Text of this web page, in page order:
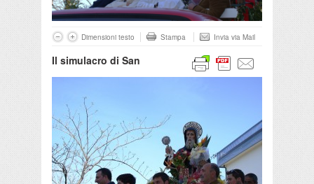
Dimensioni testo Stampa Invia via Mail
Il simulacro di San